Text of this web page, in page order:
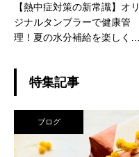
【熱中症対策の新常識】オリ
ジナルタンブラーで健康管
理！夏の水分補給を楽しく習
特集記事
ブログ